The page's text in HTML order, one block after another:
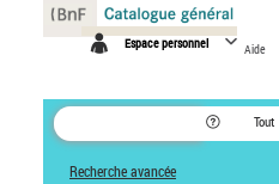
Espace personnel Aide
Tout
Recherche avancée
Panneau de gestion des cookies